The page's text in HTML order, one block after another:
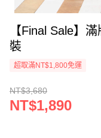
【Final Sale】
裝
超取滿NT$1,800免運
NT$3,680
NT$1,890